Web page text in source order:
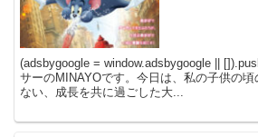
(adsbygoogle = window.adsbygoogle ||
サーのMINAYOです。今日は、私の子供の
ない、成長を共に過ごした大...